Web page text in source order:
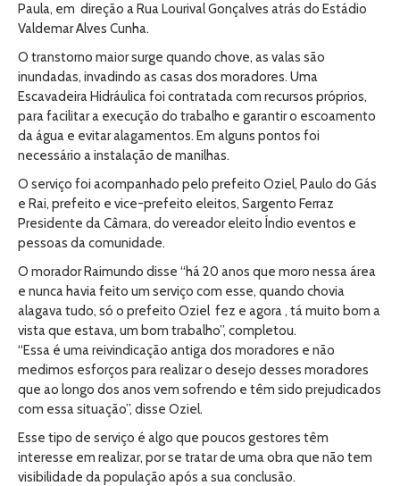
Paula, em direção a Rua Lourival Gonçalves atrás do Estádio
Valdemar Alves Cunha.
O transtorno maior surge quando chove, as valas são
inundadas, invadindo as casas dos moradores. Uma
Escavadeira Hidráulica foi contratada com recursos próprios,
para facilitar a execução do trabalho e garantir o escoamento
da água e evitar alagamentos. Em alguns pontos foi
necessário a instalação de manilhas.
O serviço foi acompanhado pelo prefeito Oziel, Paulo do Gás
e Rai, prefeito e vice-prefeito eleitos, Sargento Ferraz
Presidente da Câmara, do vereador eleito Índio eventos e
pessoas da comunidade.
O morador Raimundo disse “há 20 anos que moro nessa área
e nunca havia feito um serviço com esse, quando chovia
alagava tudo, só o prefeito Oziel fez e agora , tá muito bom a
vista que estava, um bom trabalho”, completou.
“Essa é uma reivindicação antiga dos moradores e não
medimos esforços para realizar o desejo desses moradores
que ao longo dos anos vem sofrendo e têm sido prejudicados
com essa situação”, disse Oziel.
Esse tipo de serviço é algo que poucos gestores têm
interesse em realizar, por se tratar de uma obra que não tem
visibilidade da população após a sua conclusão.